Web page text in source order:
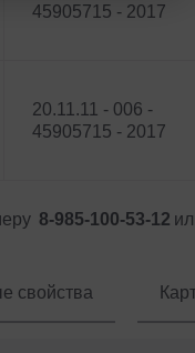
45905715 - 2017
20.11.11 - 006 -
45905715 - 2017
8-985-100-53-12
свойства